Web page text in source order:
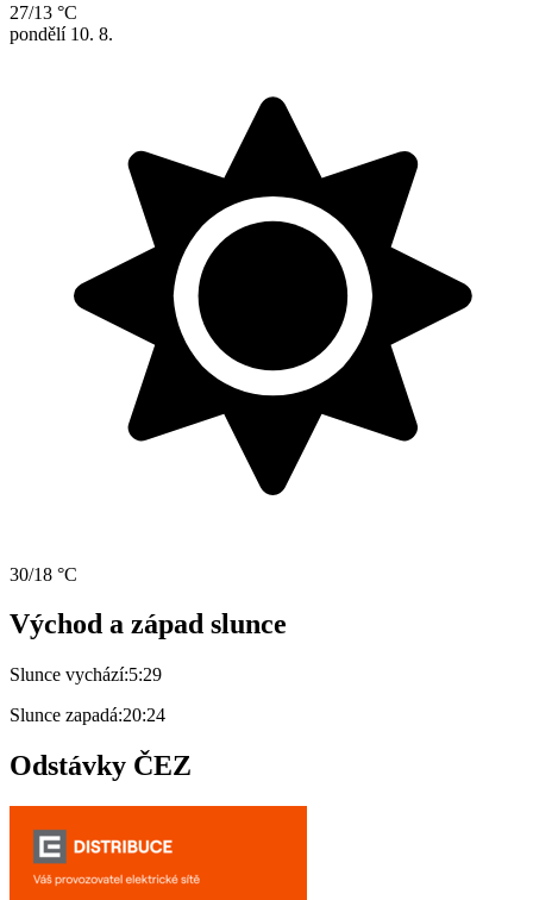
27/13 °C
pondělí 10. 8.
30/18 °C
Východ a západ slunce
Slunce vychází:5:29
Slunce zapadá:20:24
Odstávky ČEZ